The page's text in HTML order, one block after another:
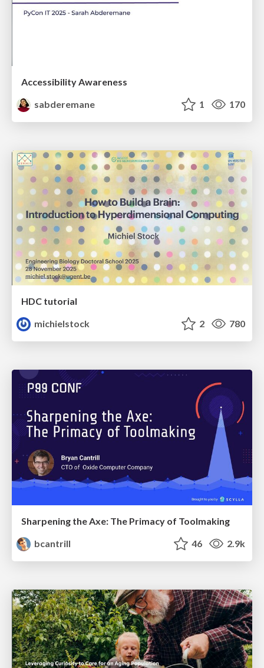
Accessibility Awareness
sabderemane
1 170
HDC tutorial
michielstock
2 780
Sharpening the Axe: The Primacy of Toolmaking
bcantrill
46 2.9k